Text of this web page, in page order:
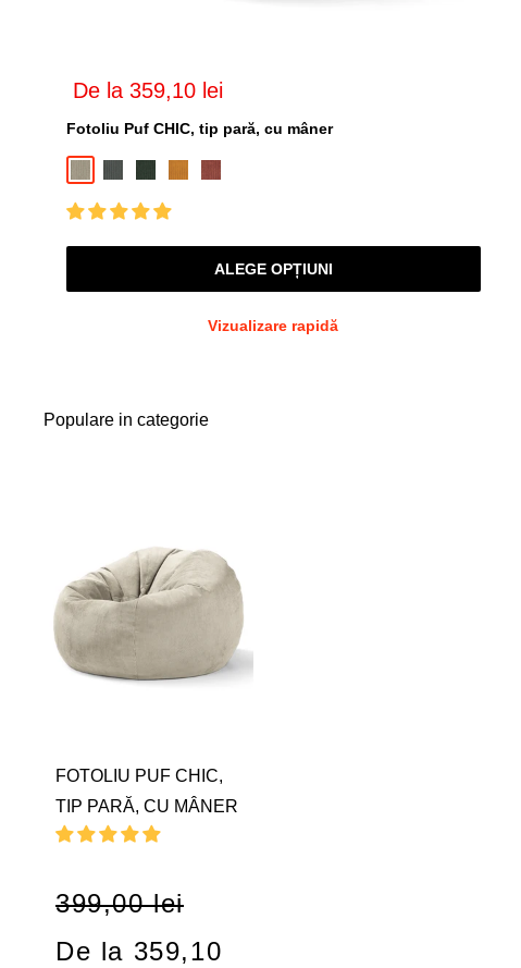
Preț
vânzare
De la 359,10 lei
Fotoliu Puf CHIC, tip pară, cu mâner
Bej-Fjord
Gri-FjordVerde-Fjord
Galben-Mustar-Fjord
Rosu-Fjord
ALEGE OPȚIUNI
Vizualizare rapidă
Populare in categorie
FOTOLIU PUF CHIC,
TIP PARĂ, CU MÂNER
399,00 lei
De la 359,10